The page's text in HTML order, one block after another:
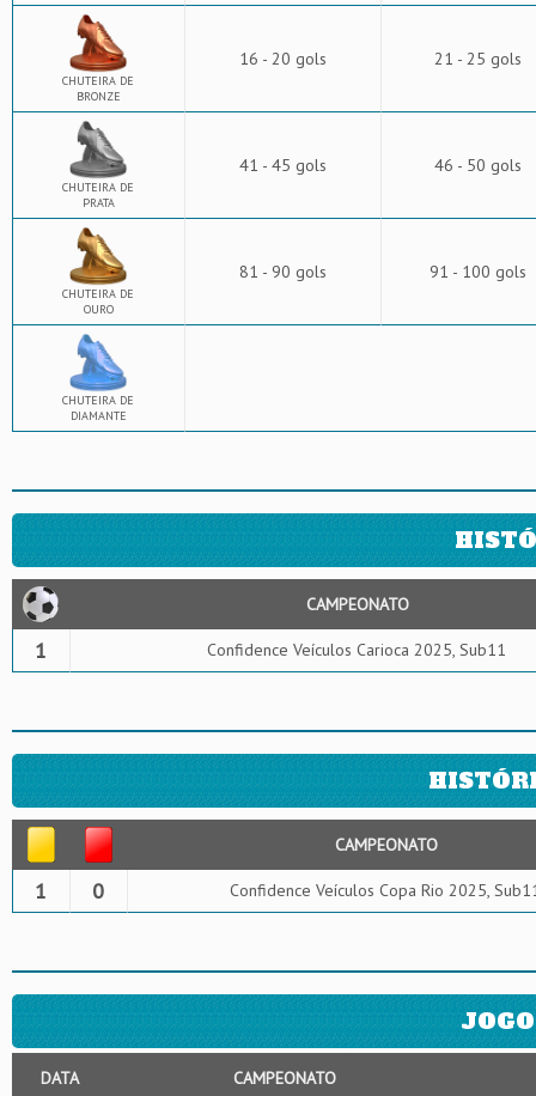
CHUTEIRA DE
BRONZE
16 - 20 gols 21 - 25 gols
CHUTEIRA DE
PRATA
41 - 45 gols 46 - 50 gols
CHUTEIRA DE
OURO
81 - 90 gols 91 - 100 gols
CHUTEIRA DE
DIAMANTE
CAMPEONATO
1 Confidence Veículos Carioca 2025, Sub11
CAMPEONATO
1 0 Confidence Veículos Copa Rio 2025,
DATA CAMPEONATO